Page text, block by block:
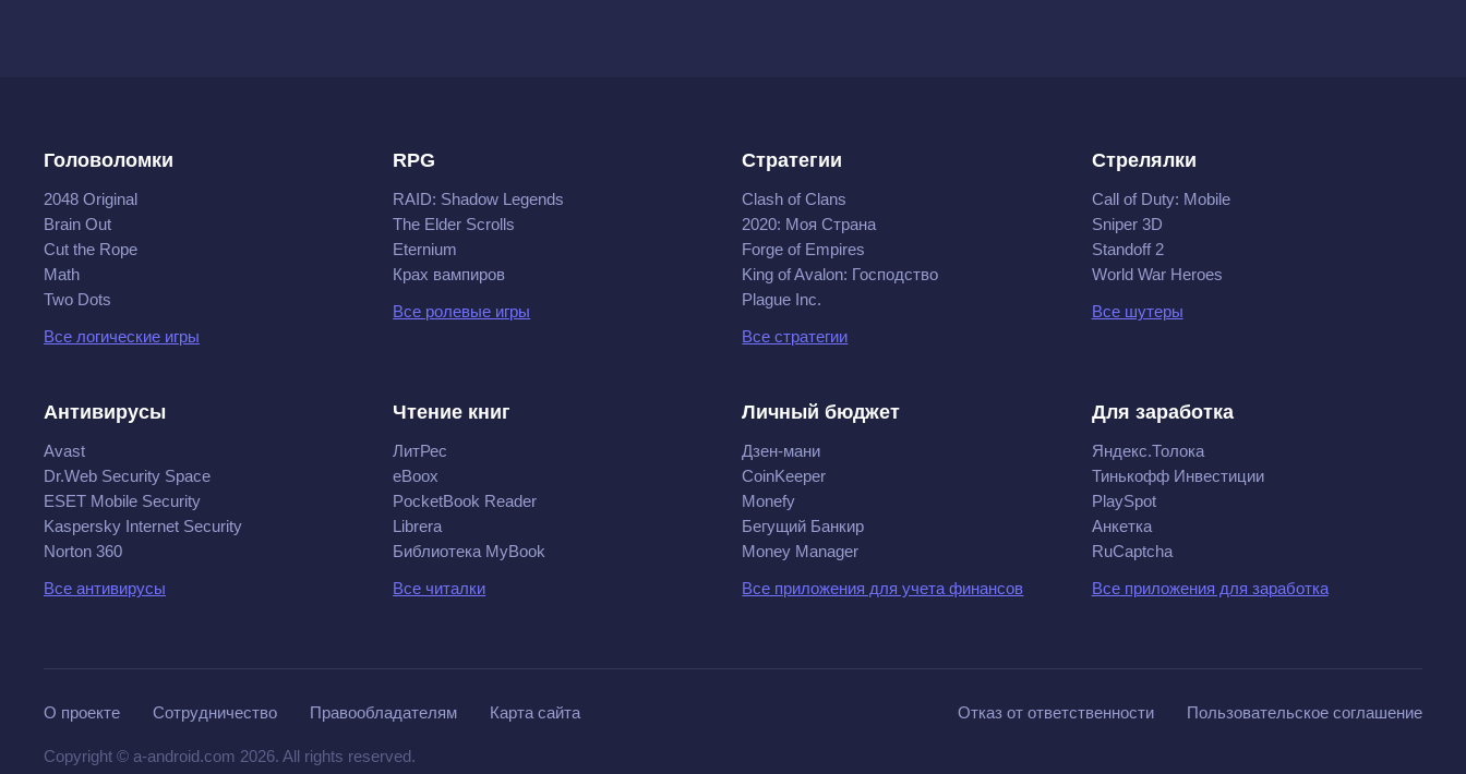
Головоломки
2048 Original
Brain Out
Cut the Rope
Math
Two Dots
Все логические игры
RPG
RAID: Shadow Legends
The Elder Scrolls
Eternium
Крах вампиров
Все ролевые игры
Стратегии
Clash of Clans
2020: Моя Cтрана
Forge of Empires
King of Avalon: Господство
Plague Inc.
Все стратегии
Стрелялки
Call of Duty: Mobile
Sniper 3D
Standoff 2
World War Heroes
Все шутеры
Антивирусы
Avast
Dr.Web Security Space
ESET Mobile Security
Kaspersky Internet Security
Norton 360
Все антивирусы
Чтение книг
ЛитРес
eBoox
PocketBook Reader
Librera
Библиотека MyBook
Все читалки
Личный бюджет
Дзен-мани
CoinKeeper
Monefy
Бегущий Банкир
Money Manager
Все приложения для учета финансов
Для заработка
Яндекс.Толока
Тинькофф Инвестиции
PlaySpot
Анкетка
RuCaptcha
Все приложения для заработка
О проекте Сотрудничество Правообладателям Карта сайта Отказ от ответственности Пользовательское соглашение
Copyright © a-android.com 2026. All rights reserved.